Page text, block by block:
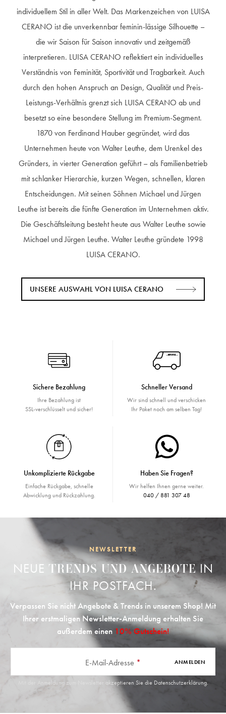
individuellem Stil in aller Welt. Das Markenzeichen von LUISA
CERANO ist die unverkennbar feminin-lässige Silhouette –
die wir Saison für Saison innovativ und zeitgemäß
interpretieren. LUISA CERANO reflektiert ein individuelles
Verständnis von Feminität, Sportivität und Tragbarkeit. Auch
durch den hohen Anspruch an Design, Qualität und Preis-
Leistungs-Verhältnis grenzt sich LUISA CERANO ab und
besetzt so eine besondere Stellung im Premium-Segment.
1870 von Ferdinand Hauber gegründet, wird das
Unternehmen heute von Walter Leuthe, dem Urenkel des
Gründers, in vierter Generation geführt – als Familienbetrieb
mit schlanker Hierarchie, kurzen Wegen, schnellen, klaren
Entscheidungen. Mit seinen Söhnen Michael und Jürgen
Leuthe ist bereits die fünfte Generation im Unternehmen aktiv.
Die Geschäftsleitung besteht heute aus Walter Leuthe sowie
Michael und Jürgen Leuthe. Walter Leuthe gründete 1998
LUISA CERANO.
UNSERE AUSWAHL VON LUISA CERANO
Sichere Bezahlung
Ihre Bezahlung ist
SSL-verschlüsselt und sicher!
Schneller Versand
Wir sind schnell und verschicken
Ihr Paket noch am selben Tag!
Unkomplizierte Rückgabe
Einfache Rückgabe, schnelle
Abwicklung und Rückzahlung.
Haben Sie Fragen?
Wir helfen Ihnen gerne weiter.
040 / 881 307 48
NEWSLETTER
NEUE TRENDS UND ANGEBOTEIN
IHR POSTFACH.
Verpassen Sie nicht Angebote & Trends in unserem Shop! Mit
Ihrer erstmaligen Newsletter-Anmeldung erhalten Sie
außerdem einen 10% Gutschein!
E-Mail-Adresse * ANMELDEN
Mit der Anmeldung zum Newsletter akzeptieren Sie die Datenschutzerklärung.